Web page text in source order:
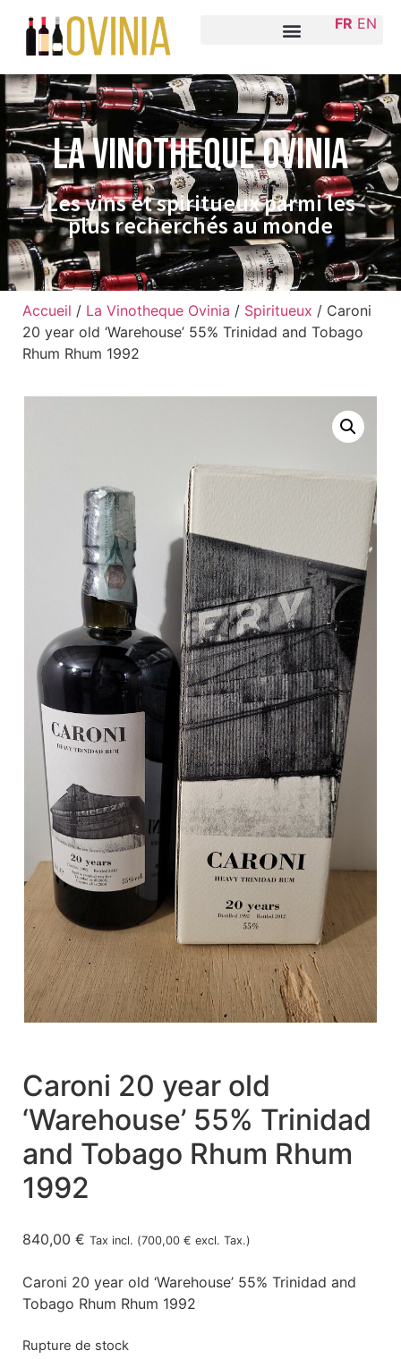
FR EN
La VINOTHEQUE Ovinia
Les vins et spiritueux parmi les
plus recherchés au monde
Accueil / La Vinotheque Ovinia / Spiritueux / Caroni
20 year old ‘Warehouse’ 55% Trinidad and Tobago
Rhum Rhum 1992
Caroni 20 year old
‘Warehouse’ 55% Trinidad
and Tobago Rhum Rhum
1992
840,00 € Tax incl. (700,00 € excl. Tax.)
Caroni 20 year old ‘Warehouse’ 55% Trinidad and
Tobago Rhum Rhum 1992
Rupture de stock